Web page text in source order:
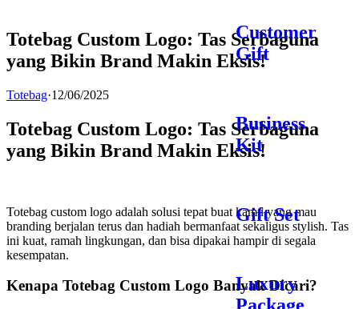
Customer
Gift
Business
Kit
Gift Set
Luxury
Totebag Custom Logo: Tas Serbaguna
yang Bikin Brand Makin Eksis!
Totebag·12/06/2025
Totebag Custom Logo: Tas Serbaguna
yang Bikin Brand Makin Eksis!
Totebag custom logo adalah solusi tepat buat kamu yang mau
branding berjalan terus dan hadiah bermanfaat sekaligus stylish. Tas
ini kuat, ramah lingkungan, dan bisa dipakai hampir di segala
kesempatan.
Kenapa Totebag Custom Logo Banyak Dicari?